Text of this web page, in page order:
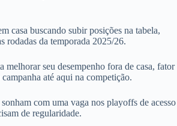
casa buscando subir posições na tabela,
rodadas da temporada 2025/26.
melhorar seu desempenho fora de casa, fator
até aqui na competição.
com uma vaga nos playoffs de acesso
de regularidade.